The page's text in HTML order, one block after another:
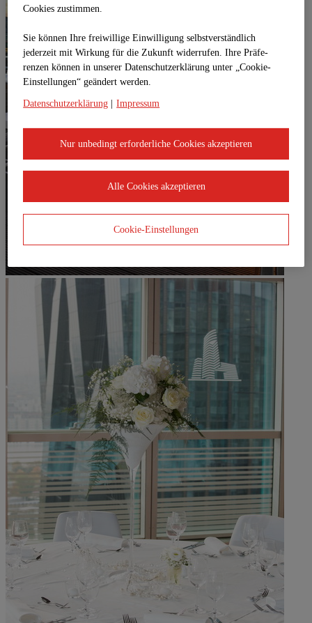
Cookies zustimmen.
Sie können Ihre freiwillige Einwilligung selbstverständlich
jederzeit mit Wirkung für die Zukunft widerrufen. Ihre Prä­fe­
renzen können in unserer Datenschutzerklärung unter „Cookie-
Einstellungen“ geändert werden.
Datenschutzerklärung Impressum
Nur unbedingt erforderliche Cookies akzeptieren
Alle Cookies akzeptieren
Cookie-Einstellungen